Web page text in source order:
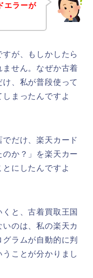
エラーが
が、もしかしたら
せん。なぜか古着
、私が普段使って
まったんですよ
だけ、楽天カード
か？」を楽天カー
にしたんですよ
と、古着買取王国
のは、私の楽天カ
ラムが自動的に判
ことが分かりまし